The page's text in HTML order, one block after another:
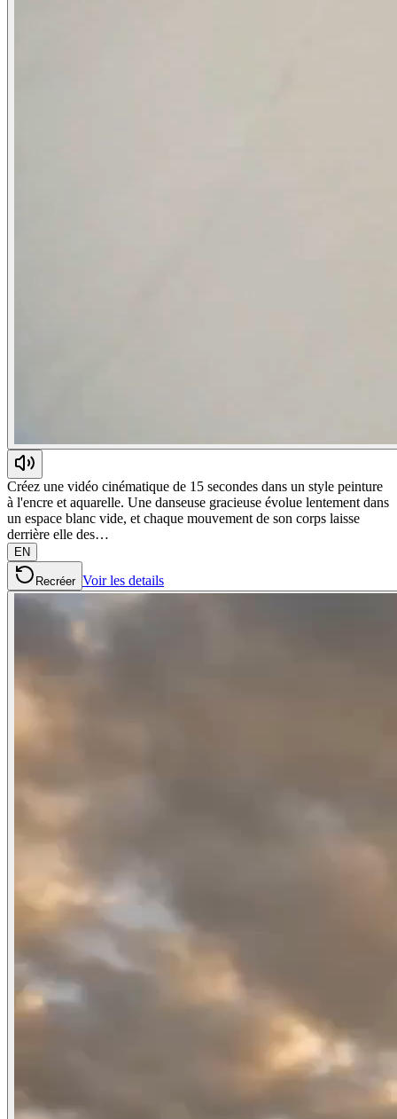
Créez une vidéo cinématique de 15 secondes dans un style peinture
à l'encre et aquarelle. Une danseuse gracieuse évolue lentement dans
un espace blanc vide, et chaque mouvement de son corps laisse
derrière elle des…
EN
Recréer Voir les details